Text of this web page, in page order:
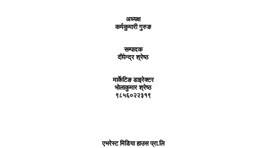
अध्यक्ष
कर्मकुमारी गुरुङ
सम्पादक
दीपेन्द्र श्रेष्ठ
मार्केटिङ डाइरेक्टर
भोलाकुमार श्रेष्ठ
९८५६०२२३१९
एभरेस्ट मिडिया हाउस प्रा.लि